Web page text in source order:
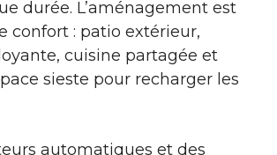
durée. L’aménagement est
confort : patio extérieur,
cuisine partagée et
sieste pour recharger les
automatiques et des